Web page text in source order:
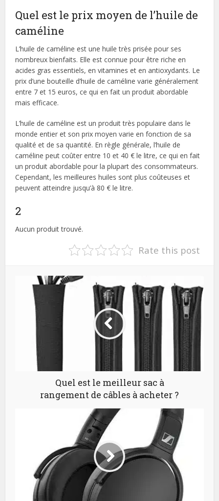
Quel est le prix moyen de l’huile de
caméline
L’huile de caméline est une huile très prisée pour ses
nombreux bienfaits. Elle est connue pour être riche en
acides gras essentiels, en vitamines et en antioxydants. Le
prix d’une bouteille d’huile de caméline varie généralement
entre 7 et 15 euros, ce qui en fait un produit abordable
mais efficace.
L’huile de caméline est un produit très populaire dans le
monde entier et son prix moyen varie en fonction de sa
qualité et de sa quantité. En règle générale, l’huile de
caméline peut coûter entre 10 et 40 € le litre, ce qui en fait
un produit abordable pour la plupart des consommateurs.
Cependant, les meilleures huiles sont plus coûteuses et
peuvent atteindre jusqu’à 80 € le litre.
2
Aucun produit trouvé.
Rate this post
Quel est le meilleur sac à
rangement de câbles à acheter ?